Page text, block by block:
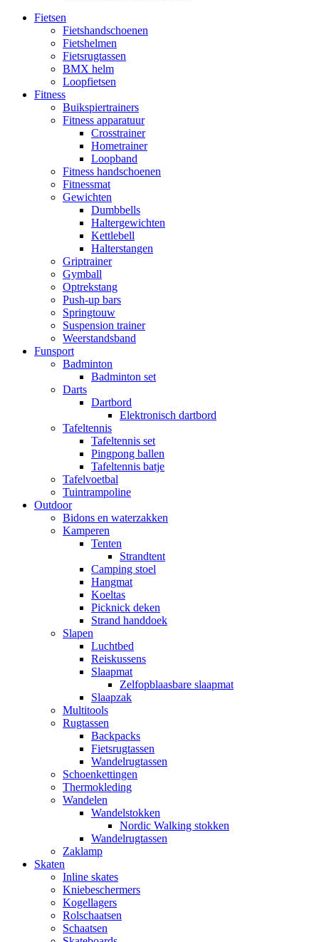
Fietsen
Fietshandschoenen
Fietshelmen
Fietsrugtassen
BMX helm
Loopfietsen
Fitness
Buikspiertrainers
Fitness apparatuur
Crosstrainer
Hometrainer
Loopband
Fitness handschoenen
Fitnessmat
Gewichten
Dumbbells
Haltergewichten
Kettlebell
Halterstangen
Griptrainer
Gymball
Optrekstang
Push-up bars
Springtouw
Suspension trainer
Weerstandsband
Funsport
Badminton
Badminton set
Darts
Dartbord
Elektronisch dartbord
Tafeltennis
Tafeltennis set
Pingpong ballen
Tafeltennis batje
Tafelvoetbal
Tuintrampoline
Outdoor
Bidons en waterzakken
Kamperen
Tenten
Strandtent
Camping stoel
Hangmat
Koeltas
Picknick deken
Strand handdoek
Slapen
Luchtbed
Reiskussens
Slaapmat
Zelfopblaasbare slaapmat
Slaapzak
Multitools
Rugtassen
Backpacks
Fietsrugtassen
Wandelrugtassen
Schoenkettingen
Thermokleding
Wandelen
Wandelstokken
Nordic Walking stokken
Wandelrugtassen
Zaklamp
Skaten
Inline skates
Kniebeschermers
Kogellagers
Rolschaatsen
Schaatsen